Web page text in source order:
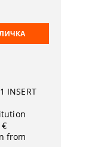
INSERT
from